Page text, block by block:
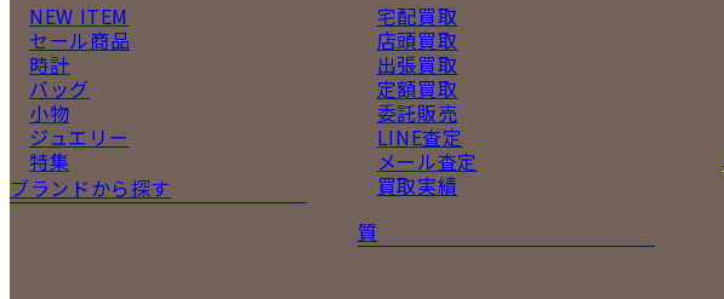
NEW ITEM
セール商品
時計
バッグ
小物
ジュエリー
特集
ブランドから探す
宅配買取
店頭買取
出張買取
定額買取
委託販売
LINE査定
メール査定
買取実績
質